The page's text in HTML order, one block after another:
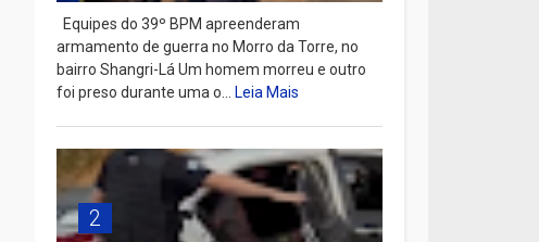
Equipes do 39º BPM apreenderam
armamento de guerra no Morro da Torre, no
bairro Shangri-Lá Um homem morreu e outro
foi preso durante uma o...Leia Mais
2